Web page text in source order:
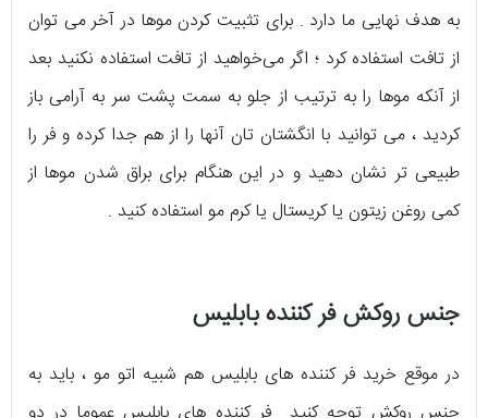
به هدف نهایی ما دارد . برای تثبیت کردن موها در آخر می‌ توان
از تافت استفاده کرد ؛ اگر می‌خواهید از تافت استفاده نکنید بعد
از آنکه موها را به ترتیب از جلو به سمت پشت سر به آرامی باز
کردید ، می‌ توانید با انگشتان‌ تان آنها را از هم جدا کرده و فر را
طبیعی‌ تر نشان دهید و در این هنگام برای براق شدن موها از
کمی روغن زیتون یا کریستال یا کرم مو استفاده کنید .
جنس روکش فر کننده بابلیس
در موقع خرید فر کننده های بابلیس هم شبیه اتو مو ، باید به